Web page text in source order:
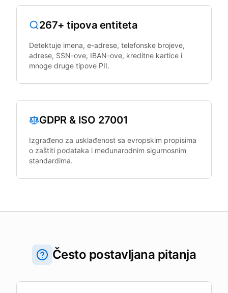
267+ tipova entiteta
Detektuje imena, e-adrese, telefonske brojeve,
adrese, SSN-ove, IBAN-ove, kreditne kartice i
mnoge druge tipove PII.
GDPR & ISO 27001
Izgrađeno za usklađenost sa evropskim propisima
o zaštiti podataka i međunarodnim sigurnosnim
standardima.
Često postavljana pitanja